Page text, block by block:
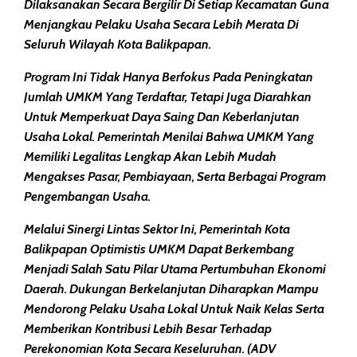
Dilaksanakan Secara Bergilir Di Setiap Kecamatan Guna
Menjangkau Pelaku Usaha Secara Lebih Merata Di
Seluruh Wilayah Kota Balikpapan.
Program Ini Tidak Hanya Berfokus Pada Peningkatan
Jumlah UMKM Yang Terdaftar, Tetapi Juga Diarahkan
Untuk Memperkuat Daya Saing Dan Keberlanjutan
Usaha Lokal. Pemerintah Menilai Bahwa UMKM Yang
Memiliki Legalitas Lengkap Akan Lebih Mudah
Mengakses Pasar, Pembiayaan, Serta Berbagai Program
Pengembangan Usaha.
Melalui Sinergi Lintas Sektor Ini, Pemerintah Kota
Balikpapan Optimistis UMKM Dapat Berkembang
Menjadi Salah Satu Pilar Utama Pertumbuhan Ekonomi
Daerah. Dukungan Berkelanjutan Diharapkan Mampu
Mendorong Pelaku Usaha Lokal Untuk Naik Kelas Serta
Memberikan Kontribusi Lebih Besar Terhadap
Perekonomian Kota Secara Keseluruhan. (ADV